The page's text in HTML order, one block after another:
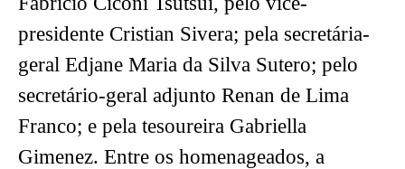
presidente Cristian Sivera; pela secretária-
geral Edjane Maria da Silva Sutero; pelo
secretário-geral adjunto Renan de Lima
Franco; e pela tesoureira Gabriella
Gimenez. Entre os homenageados, a